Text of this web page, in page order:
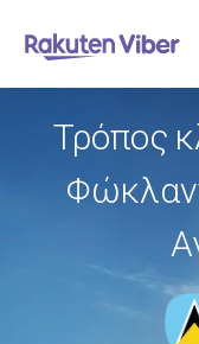
Τρόπος